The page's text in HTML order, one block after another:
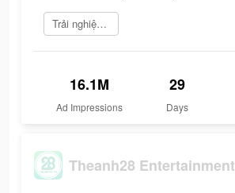
Trải nghiệm ngay
16.1M
Ad Impressions
29
Days
Theanh28 Entertainment